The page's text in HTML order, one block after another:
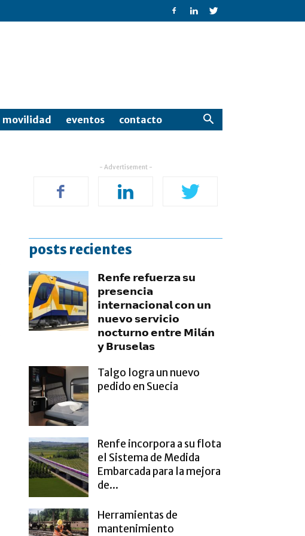
movilidad eventos contacto
- Advertisement -
posts recientes
𝗥𝗲𝗻𝗳𝗲 𝗿𝗲𝗳𝘂𝗲𝗿𝘇𝗮 𝘀𝘂
𝗽𝗿𝗲𝘀𝗲𝗻𝗰𝗶𝗮
𝗶𝗻𝘁𝗲𝗿𝗻𝗮𝗰𝗶𝗼𝗻𝗮𝗹 𝗰𝗼𝗻 𝘂𝗻
𝗻𝘂𝗲𝘃𝗼 𝘀𝗲𝗿𝘃𝗶𝗰𝗶𝗼
𝗻𝗼𝗰𝘁𝘂𝗿𝗻𝗼 𝗲𝗻𝘁𝗿𝗲 𝗠𝗶𝗹𝗮́𝗻
𝘆 𝗕𝗿𝘂𝘀𝗲𝗹𝗮𝘀
Talgo logra un nuevo
pedido en Suecia
Renfe incorpora a su flota
el Sistema de Medida
Embarcada para la mejora
de...
Herramientas de
mantenimiento